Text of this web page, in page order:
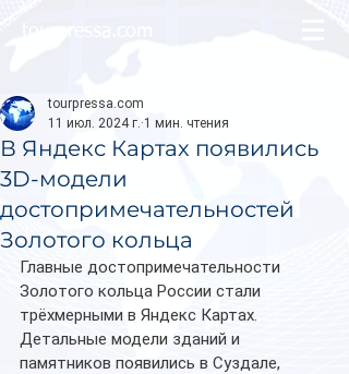
В Яндекс Картах появились
3D-модели
достопримечательностей
Золотого кольца
tourpressa.com
11 июл. 2024 г. 1 мин. чтения
Главные достопримечательности
Золотого кольца России стали
трёхмерными в Яндекс Картах.
Детальные модели зданий и
памятников появились в Суздале,